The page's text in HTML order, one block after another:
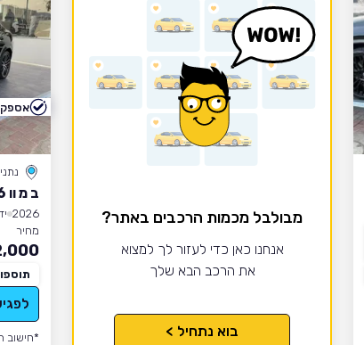
מבולבל מכמות הרכבים באתר?
אנחנו כאן כדי לעזור לך למצוא
את הרכב הבא שלך
בוא נתחיל >
ב מ וו X6
2026 יד
מחיר
*חישוב